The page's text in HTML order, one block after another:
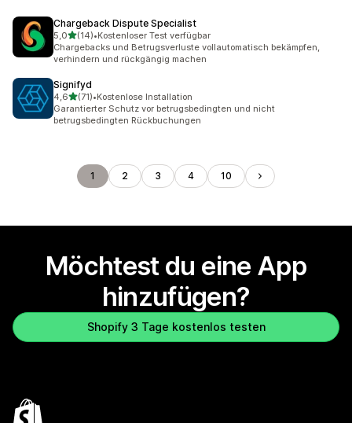
Chargeback Dispute Specialist
5,0von 5 Sternen
(14)
14 Rezensionen insgesamt
•Kostenloser Test verfügbar
Chargebacks und Betrugsverluste vollautomatisch bekämpfen,
verhindern und rückgängig machen
Signifyd
4,6von 5 Sternen
(71)
71 Rezensionen insgesamt
•Kostenlose Installation
Garantierter Schutz vor betrugsbedingten und nicht
betrugsbedingten Rückbuchungen
1 2 3 4 10
Möchtest du eine App
hinzufügen?
Shopify 3 Tage kostenlos testen